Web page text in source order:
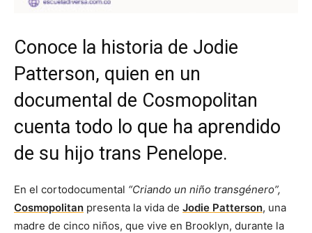
Conoce la historia de Jodie
Patterson, quien en un
documental de Cosmopolitan
cuenta todo lo que ha aprendido
de su hijo trans Penelope.
En el cortodocumental “Criando un niño transgénero”,
Cosmopolitan presenta la vida de Jodie Patterson, una
madre de cinco niños, que vive en Brooklyn, durante la